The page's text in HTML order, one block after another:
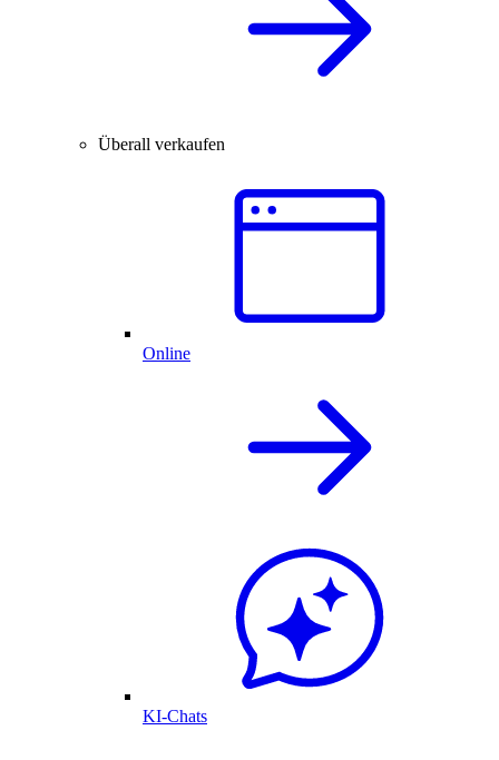
Überall verkaufen
Online
KI-Chats